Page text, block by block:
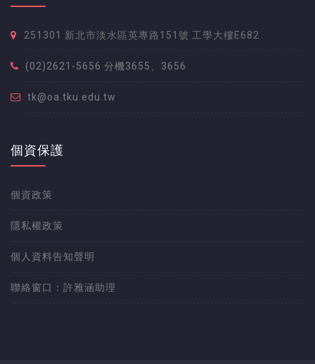
251301 新北市淡水區英專路151號 工學大樓E682
(02)2621-5656 分機3655、3656
tk@oa.tku.edu.tw
個資保護
個資政策
隱私權政策
個人資料告知聲明
聯絡窗口：許雅涵助理